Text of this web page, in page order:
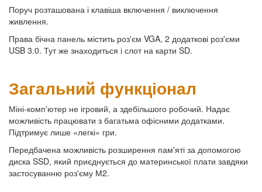
Поруч розташована і клавіша включення / виключення
живлення.
Права бічна панель містить роз'єм VGA, 2 додаткові роз'єми
USB 3.0. Тут же знаходиться і слот на карти SD.
Загальний функціонал
Міні-комп'ютер не ігровий, а здебільшого робочий. Надає
можливість працювати з багатьма офісними додатками.
Підтримує лише «легкі» гри.
Передбачена можливість розширення пам'яті за допомогою
диска SSD, який приєднується до материнської плати завдяки
застосуванню роз'єму М2.